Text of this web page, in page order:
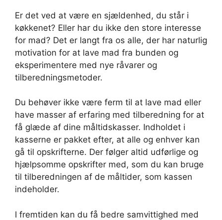
Er det ved at være en sjældenhed, du står i
køkkenet? Eller har du ikke den store interesse
for mad? Det er langt fra os alle, der har naturlig
motivation for at lave mad fra bunden og
eksperimentere med nye råvarer og
tilberedningsmetoder.
Du behøver ikke være ferm til at lave mad eller
have masser af erfaring med tilberedning for at
få glæde af dine måltidskasser. Indholdet i
kasserne er pakket efter, at alle og enhver kan
gå til opskrifterne. Der følger altid udførlige og
hjælpsomme opskrifter med, som du kan bruge
til tilberedningen af de måltider, som kassen
indeholder.
I fremtiden kan du få bedre samvittighed med